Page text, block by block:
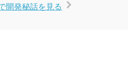
開発秘話を見る